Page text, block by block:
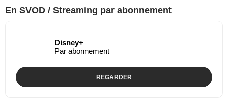
En SVOD / Streaming par abonnement
Disney+
Par abonnement
REGARDER